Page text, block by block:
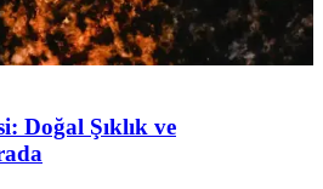
Doğal Şıklık ve